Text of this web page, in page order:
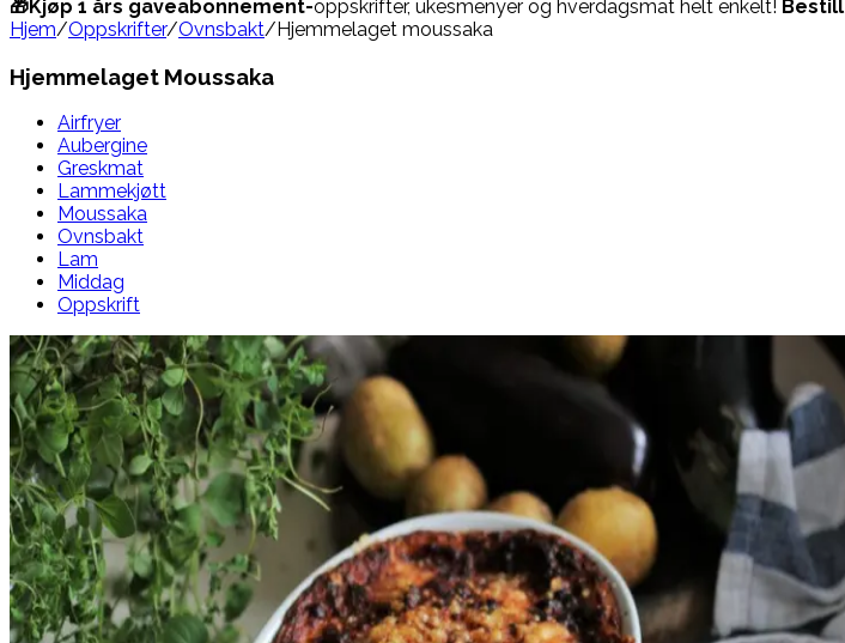
🎁Kjøp 1 års gaveabonnement-oppskrifter, ukesmenyer og hverdagsmat helt enkelt! Bestill
Hjem/Oppskrifter/Ovnsbakt/Hjemmelaget moussaka
Hjemmelaget Moussaka
Airfryer
Aubergine
Greskmat
Lammekjøtt
Moussaka
Ovnsbakt
Lam
Middag
Oppskrift